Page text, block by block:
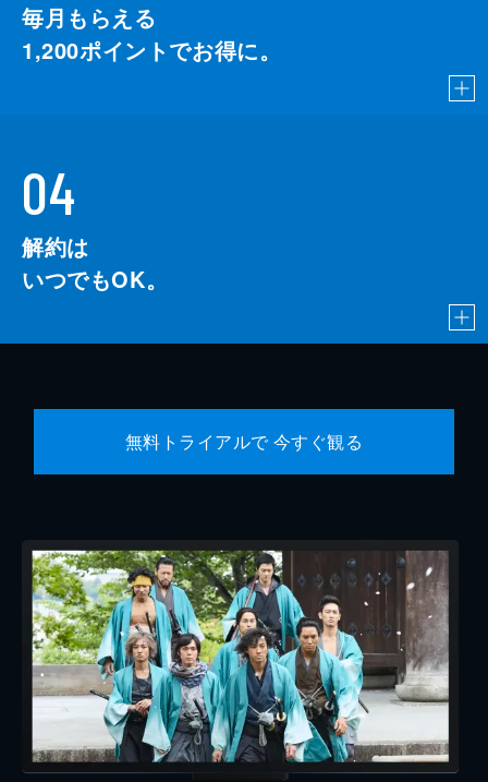
毎月もらえる
1,200ポイントでお得に。
04
解約は
いつでもOK。
無料トライアルで 今すぐ観る